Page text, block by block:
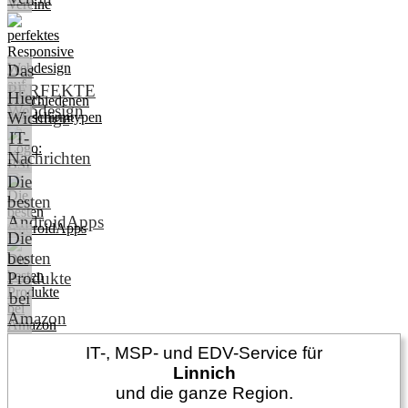
Das
PERFEKTE
Webdesign
Hier:
Wichtige
IT-
Nachrichten
Die
besten
AndroidApps
Die
besten
Produkte
bei
Amazon
IT-, MSP- und EDV-Service für
Linnich
und die ganze Region.